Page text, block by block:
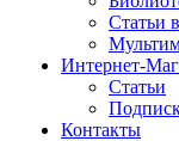
Статьи
Интернет-
Статьи
Контакты